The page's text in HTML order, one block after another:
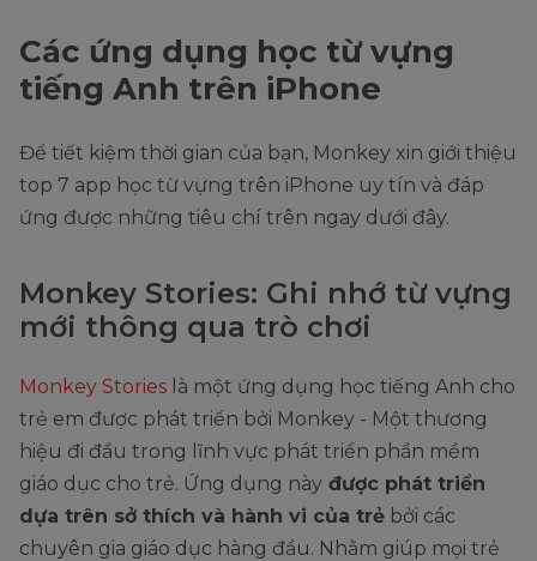
Các ứng dụng học từ vựng
tiếng Anh trên iPhone
Để tiết kiệm thời gian của bạn, Monkey xin giới thiệu
top 7 app học từ vựng trên iPhone uy tín và đáp
ứng được những tiêu chí trên ngay dưới đây.
Monkey Stories: Ghi nhớ từ vựng
mới thông qua trò chơi
Monkey Stories là một ứng dụng học tiếng Anh cho
trẻ em được phát triển bởi Monkey - Một thương
hiệu đi đầu trong lĩnh vực phát triển phần mềm
giáo dục cho trẻ. Ứng dụng này được phát triển
dựa trên sở thích và hành vi của trẻ bởi các
chuyên gia giáo dục hàng đầu. Nhằm giúp mọi trẻ